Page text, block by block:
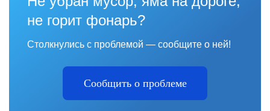
не горит фонарь?
Столкнулись с проблемой — сообщите о ней!
Сообщить о проблеме